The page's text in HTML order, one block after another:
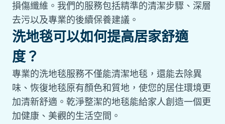
損傷纖維。我們的服務包括精準的清潔步驟、深層
去污以及專業的後續保養建議。
洗地毯可以如何提高居家舒適
度？
專業的洗地毯服務不僅能清潔地毯，還能去除異
味、恢復地毯原有顏色和質地，使您的居住環境更
加清新舒適。乾淨整潔的地毯能給家人創造一個更
加健康、美觀的生活空間。